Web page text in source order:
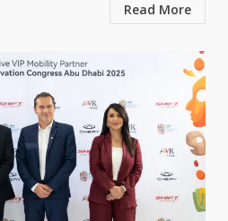
Read More